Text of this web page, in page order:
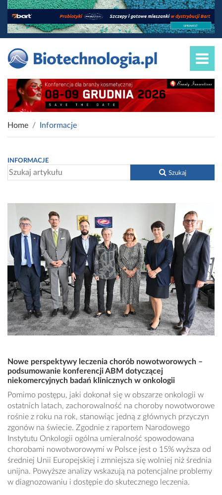
Home Informacje
INFORMACJE
Szukaj
Nowe perspektywy leczenia chorób nowotworowych –
podsumowanie konferencji ABM dotyczącej
niekomercyjnych badań klinicznych w onkologii
Pomimo postępu, jaki dokonał się w obszarze onkologii w
ostatnich latach, zachorowalność na choroby nowotworowe
rośnie z roku na rok, stanowiąc jedną z głównych przyczyn
zgonów na świecie. Zgodnie z raportem Narodowego
Instytutu Onkologii ogólna umieralność spowodowana
chorobami nowotworowymi w Polsce jest o 15% wyższa od
średniej Unii Europejskiej i zmniejsza się wolniej niż średnia
unijna. Powyższe analizy wskazują na potencjalne problemy
w diagnozowaniu i dostępie do skutecznego leczenia.